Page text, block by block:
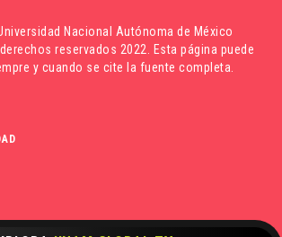
Nacional Autónoma de México
reservados 2022. Esta página puede
y cuando se cite la fuente completa.